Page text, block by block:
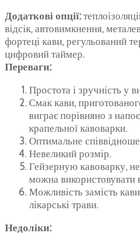
Додаткові опції:
відсік, автовимкнення,
фортеці кави, регульований
цифровий таймер.
Переваги:
Простота і зручність у
Смак кави,
виграє порівняно з
крапельної кавоварки.
Оптимальне
Невеликий розмір.
Гейзерную кавоварку,
можна використовувати
Можливість замість
лікарські трави.
Недоліки: